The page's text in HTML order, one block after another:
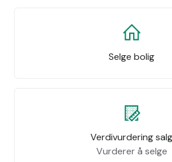
Selge bolig
Verdivurdering salg
Vurderer å selge